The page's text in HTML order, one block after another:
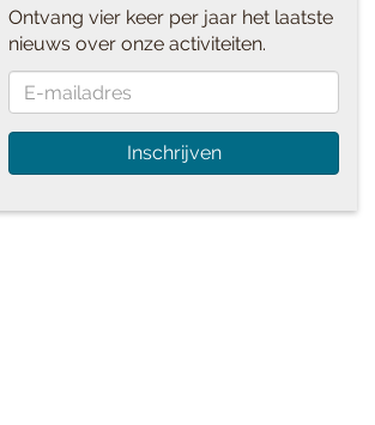
Ontvang vier keer per jaar het laatste
nieuws over onze activiteiten.
Inschrijven